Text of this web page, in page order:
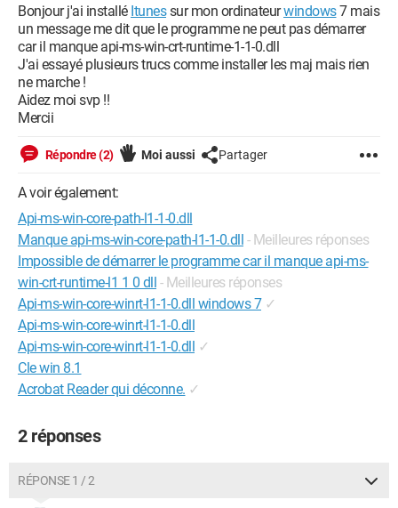
Bonjour j'ai installé Itunessur mon ordinateurwindows7 mais
un message me dit que le programme ne peut pas démarrer
car il manque api-ms-win-crt-runtime-1-1-0.dll
J'ai essayé plusieurs trucs comme installer les maj mais rien
ne marche !
Aidez moi svp !!
Mercii
Répondre (2) Moi aussi Partager
A voir également:
Api-ms-win-core-path-l1-1-0.dll
Manque api-ms-win-core-path-l1-1-0.dll - Meilleures réponses
Impossible de démarrer le programme car il manque api-ms-
win-crt-runtime-l1 1 0 dll - Meilleures réponses
Api-ms-win-core-winrt-l1-1-0.dll windows 7 ✓
Api-ms-win-core-winrt-l1-1-0.dll
Api-ms-win-core-winrt-l1-1-0.dll ✓
Cle win 8.1
Acrobat Reader qui déconne. ✓
2 réponses
RÉPONSE 1 / 2